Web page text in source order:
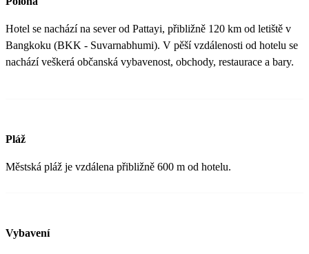
Hotel se nachází na sever od Pattayi, přibližně 120 km od letiště v
Bangkoku (BKK - Suvarnabhumi). V pěší vzdálenosti od hotelu se
nachází veškerá občanská vybavenost, obchody, restaurace a bary.
Pláž
Městská pláž je vzdálena přibližně 600 m od hotelu.
Vybavení